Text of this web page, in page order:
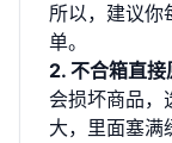
所以，建议你
单。
2. 不合箱直
会损坏商品，
大，里面塞满